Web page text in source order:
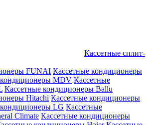
Кассетные сплит-
FUNAI Кассетные кондиционеры
MDV Кассетные
Кассетные кондиционеры Ballu
Hitachi Кассетные кондиционеры
LG Кассетные
Climate Кассетные кондиционеры